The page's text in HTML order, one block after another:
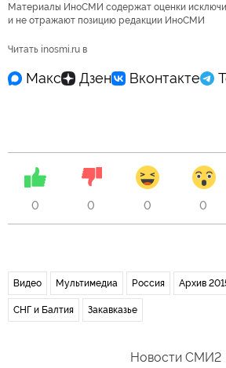
Материалы ИноСМИ содержат оценки
и не отражают позицию редакции ИноСМИ
Читать inosmi.ru в
0 0 0 0
Видео Мультимедиа Россия Архив
СНГ и Балтия Закавказье
Новости СМИ2